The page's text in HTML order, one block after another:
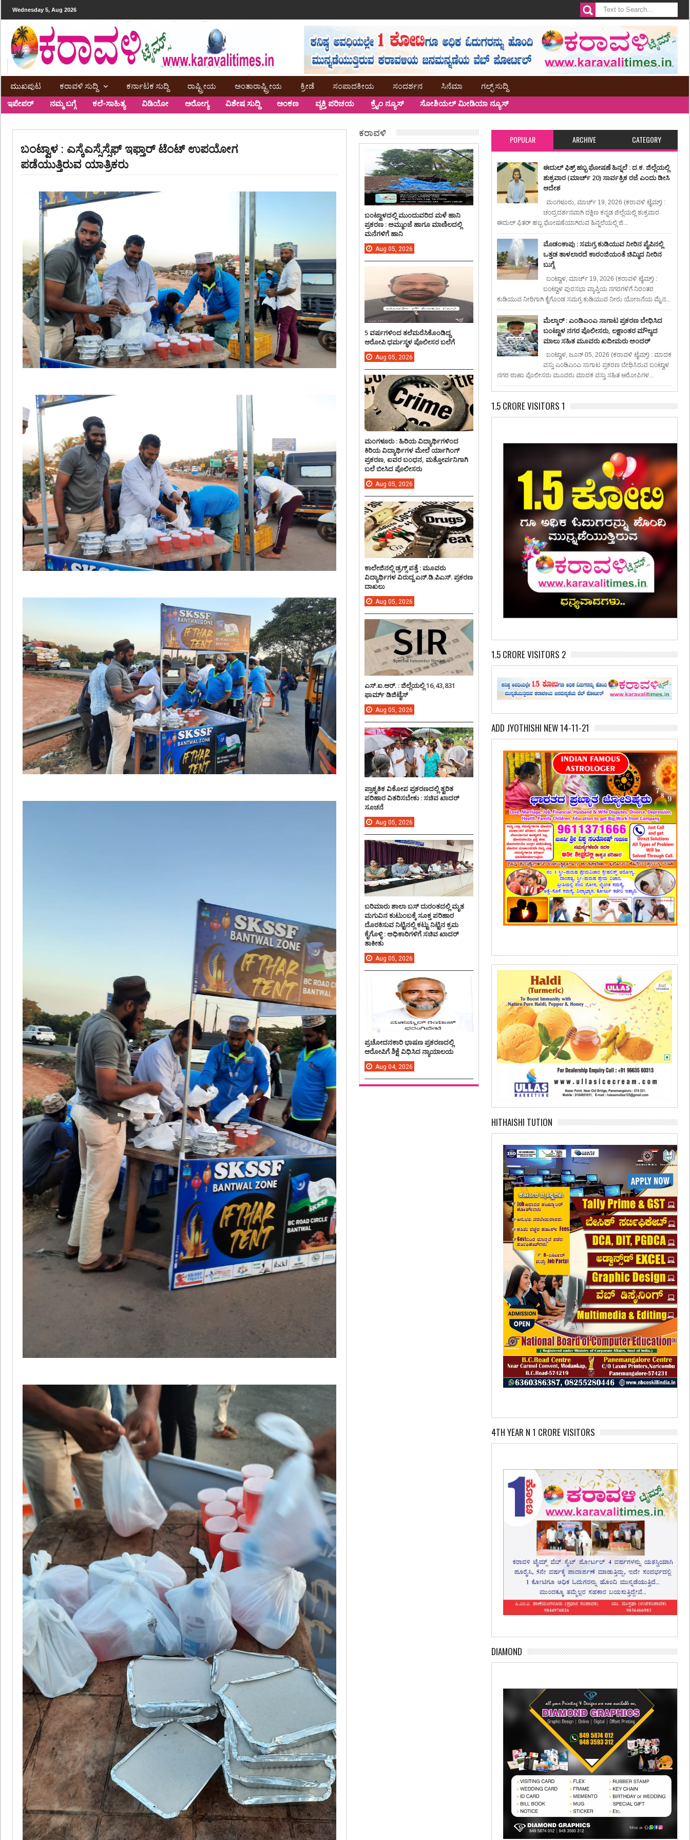
Wednesday 5, Aug 2026
ಮುಖಪುಟ ಕರಾವಳಿ ಸುದ್ದಿ ಕರ್ನಾಟಕ ಸುದ್ದಿ ರಾಷ್ಟ್ರೀಯ ಅಂತಾರಾಷ್ಟ್ರೀಯ ಕ್ರೀಡೆ ಸಂಪಾದಕೀಯ ಸಂದರ್ಶನ ಸಿನೆಮಾ ಗಲ್ಫ್ ಸುದ್ದಿ
ಇಪೇಪರ್ ನಮ್ಮ ಬಗ್ಗೆ ಕಲೆ-ಸಾಹಿತ್ಯ ವಿಡಿಯೋ ಅರೋಗ್ಯ ವಿಶೇಷ ಸುದ್ದಿ ಅಂಕಣ ವ್ಯಕ್ತಿ ಪರಿಚಯ ಕ್ರೈಂ ನ್ಯೂಸ್ ಸೋಶಿಯಲ್ ಮೀಡಿಯಾ ನ್ಯೂಸ್
ಬಂಟ್ವಾಳ : ಎಸ್ಕೆಎಸ್ಸೆಸ್ಸೆಫ್ ಇಫ್ತಾರ್ ಟೆಂಟ್ ಉಪಯೋಗ
ಪಡೆಯುತ್ತಿರುವ ಯಾತ್ರಿಕರು
POPULAR ARCHIVE CATEGORY
ಈದುಲ್ ಫಿತ್ರ್ ಹಬ್ಬ ಘೋಷಣೆ ಹಿನ್ನಲೆ : ದ.ಕ. ಜಿಲ್ಲೆಯಲ್ಲಿ
ಶುಕ್ರವಾರ (ಮಾರ್ಚ್ 20) ಸಾರ್ವತ್ರಿಕ ರಜೆ ಎಂದು ಡೀಸಿ
ಆದೇಶ
ಮಂಗಳೂರು, ಮಾರ್ಚ್ 19, 2026 (ಕರಾವಳಿ ಟೈಮ್ಸ್) :
ಚಂದ್ರದರ್ಶನವಾಗಿ ದಕ್ಷಿಣ ಕನ್ನಡ ಜಿಲ್ಲೆಯಲ್ಲಿ ಶುಕ್ರವಾರ
ಈದುಲ್ ಫಿತರ್ ಹಬ್ಬ ಘೋಷಣೆಯಾಗಿರುವ ಹಿನ್ನಲೆಯಲ್ಲಿ ಜಿ...
ಮೊಡಂಕಾಪು : ಸಮಗ್ರ ಕುಡಿಯುವ ನೀರಿನ ಪೈಪಿನಲ್ಲಿ
ಒತ್ತಡ ತಾಳಲಾರದೆ ಕಾರಂಜಿಯಂತೆ ಚಿಮ್ಮಿದ ನೀರಿನ
ಬುಗ್ಗೆ
ಬಂಟ್ವಾಳ, ಮಾರ್ಚ್ 19, 2026 (ಕರಾವಳಿ ಟೈಮ್ಸ್) :
ಬಂಟ್ವಾಳ ಪುರಸಭಾ ವ್ಯಾಪ್ತಿಯ ನಗರಗಳಿಗೆ ನಿರಂತರ
ಕುಡಿಯುವ ನೀರಿಗಾಗಿ ಕೈಗೊಂಡ ಸಮಗ್ರ ಕುಡಿಯುವ ನೀರು ಯೋಜನೆಯ ಮೈನ...
ಮೆಲ್ಕಾರ್ : ಎಂಡಿಎಂಎ ಸಾಗಾಟ ಪ್ರಕರಣ ಬೇಧಿಸಿದ
ಬಂಟ್ವಾಳ ನಗರ ಪೊಲೀಸರು, ಲಕ್ಷಾಂತರ ಮೌಲ್ಯದ
ಮಾಲು ಸಹಿತ ಮೂವರು ಖದೀಮರು ಅಂದರ್
ಬಂಟ್ವಾಳ, ಜೂನ್ 05, 2026 (ಕರಾವಳಿ ಟೈಮ್ಸ್) : ಮಾದಕ
ವಸ್ತು ಎಂಡಿಎಂಎ ಸಾಗಾಟ ಪ್ರಕರಣ ಬೇಧಿಸಿರುವ ಬಂಟ್ವಾಳ
ನಗರ ಠಾಣಾ ಪೊಲೀಸರು ಮೂವರು ಮಾದಕ ವಸ್ತು ಸಹಿತ ಆರೋಪಿಗಳ...
1.5 CRORE VISITORS 1
1.5 CRORE VISITORS 2
ADD JYOTHISHI NEW 14-11-21
HITHAISHI TUTION
4TH YEAR N 1 CRORE VISITORS
DIAMOND
ಕರಾವಳಿ
ಬಂಟ್ವಾಳದಲ್ಲಿ ಮುಂದುವರಿದ ಮಳೆ ಹಾನಿ
ಪ್ರಕರಣ : ಅಮ್ಮುಂಜೆ ಹಾಗೂ ಮಾಣಿಲದಲ್ಲಿ
ಮನೆಗಳಿಗೆ ಹಾನಿ
Aug 05, 2026
5 ವರ್ಷಗಳಿಂದ ತಲೆಮರೆಸಿಕೊಂಡಿದ್ದ
ಆರೋಪಿ ಧರ್ಮಸ್ಥಳ ಪೊಲೀಸರ ಬಲೆಗೆ
Aug 05, 2026
ಮಂಗಳೂರು : ಹಿರಿಯ ವಿದ್ಯಾರ್ಥಿಗಳಿಂದ
ಕಿರಿಯ ವಿದ್ಯಾರ್ಥಿಗಳ ಮೇಲೆ ರ್ಯಾಗಿಂಗ್
ಪ್ರಕರಣ, ಐವರ ಬಂಧನ, ಮತ್ತೋರ್ವನಿಗಾಗಿ
ಬಲೆ ಬೀಸಿದ ಪೊಲೀಸರು
Aug 05, 2026
ಕಾಲೇಜಿನಲ್ಲಿ ಡ್ರಗ್ಸ್ ಪತ್ತೆ : ಮೂವರು
ವಿದ್ಯಾರ್ಥಿಗಳ ವಿರುದ್ದ ಎನ್.ಡಿ.ಪಿಎಸ್. ಪ್ರಕರಣ
ದಾಖಲು
Aug 05, 2026
ಎಸ್.ಐ.ಆರ್. : ಜಿಲ್ಲೆಯಲ್ಲಿ 16,43,831
ಫಾರ್ಮ್ ಡಿಜಿಟೈಸ್
Aug 05, 2026
ಪ್ರಾಕೃತಿಕ ವಿಕೋಪ ಪ್ರಕರಣದಲ್ಲಿ ತ್ವರಿತ
ಪರಿಹಾರ ವಿತರಿಸಬೇಕು : ಸಚಿವ ಖಾದರ್
ಸೂಚನೆ
Aug 05, 2026
ಬರಿಮಾರು ಶಾಲಾ ಬಸ್ ದುರಂತದಲ್ಲಿ ಮೃತ
ಮಗುವಿನ ಕುಟುಂಬಕ್ಕೆ ಸೂಕ್ತ ಪರಿಹಾರ
ದೊರಕಿಸುವ ನಿಟ್ಟಿನಲ್ಲಿ ಕಟ್ಟು ನಿಟ್ಟಿನ ಕ್ರಮ
ಕೈಗೊಳ್ಳಿ : ಅಧಿಕಾರಿಗಳಿಗೆ ಸಚಿವ ಖಾದರ್
ತಾಕೀತು
Aug 05, 2026
ಪ್ರಚೋದನಕಾರಿ ಭಾಷಣ ಪ್ರಕರಣದಲ್ಲಿ
ಆರೋಪಿಗೆ ಶಿಕ್ಷೆ ವಿಧಿಸಿದ ನ್ಯಾಯಾಲಯ
Aug 04, 2026